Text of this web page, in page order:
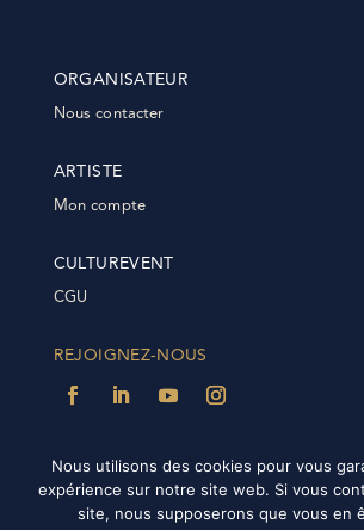
ORGANISATEUR
Nous contacter
ARTISTE
Mon compte
CULTUREVENT
CGU
REJOIGNEZ-NOUS
@2022 Culturevent | Tous droits
Nous utilisons des cookies pour vous
expérience sur notre site web. Si vous
site, nous supposerons que vous en